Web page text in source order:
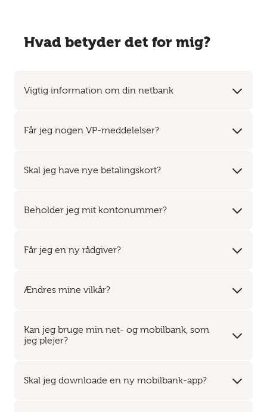
Hvad betyder det for mig?
Vigtig information om din netbank
Får jeg nogen VP-meddelelser?
Skal jeg have nye betalingskort?
Beholder jeg mit kontonummer?
Får jeg en ny rådgiver?
Ændres mine vilkår?
Kan jeg bruge min net- og mobilbank, som
jeg plejer?
Skal jeg downloade en ny mobilbank-app?